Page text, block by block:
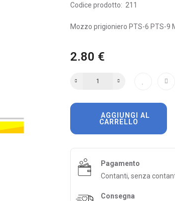
Codice prodotto: 211
Mozzo prigioniero PTS-6 PTS-9
2.80 €
CARRELLO
Pagamento
Contanti, senza
Consegna